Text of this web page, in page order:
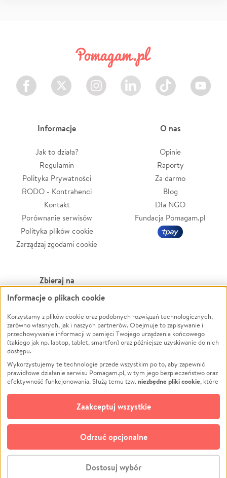
Facebook Twitter Instagram LinkedIn TikTok Youtube
Informacje
Jak to działa?
Regulamin
Polityka Prywatności
RODO - Kontrahenci
Kontakt
Porównanie serwisów
Polityka plików cookie
Zarządzaj zgodami cookie
O nas
Opinie
Raporty
Za darmo
Blog
Dla NGO
Fundacja Pomagam.pl
Zbieraj na
Leczenie
Zwierzęta
Pożar
Ukraina
Pomoc Finansowa
Projekty
Pogrzeb
Społeczność lokalna
Kultura
Powódź
Wichura
NGO
Edukacja
Podróż
Impreza
Ochrona środowiska
Biznes
© CROWDING SP. Z O.O.
Informacje o plikach cookie
Korzystamy z plików cookie oraz podobnych rozwiązań technologicznych,
zarówno własnych, jak i naszych partnerów. Obejmuje to zapisywanie i
przechowywanie informacji w pamięci Twojego urządzenia końcowego
(takiego jak np. laptop, tablet, smartfon) oraz późniejsze uzyskiwanie do nich
dostępu.
Wykorzystujemy te technologie przede wszystkim po to, aby zapewnić
prawidłowe działanie serwisu Pomagam.pl, w tym jego bezpieczeństwo oraz
efektywność funkcjonowania. Służą temu tzw.niezbędne pliki cookie, które
opcjonalnych plików cookie
technologii do celów analitycznych i retargetingowych. Możesz wyrazić
zgodę na ich stosowanie lub jej odmówić. W dowolnym momencie masz
możliwość zmiany swoich preferencji na stronie „Zarządzaj zgodami cookie”,
do której link znajdziesz w stopce serwisu Pomagam.pl. Opcjonalne pliki
cookie wykorzystywane są w następujących celach:
działanie serwisu Pomagam.pl. Dzięki nim możemy zrozumieć, jak
Dostosuj wybór
Odrzuć opcjonalne
Zaakceptuj wszystkie